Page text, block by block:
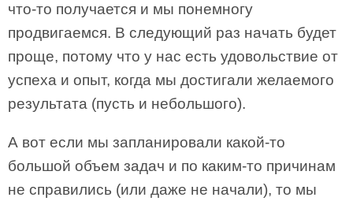
что-то получается и мы понемногу
продвигаемся. В следующий раз начать будет
проще, потому что у нас есть удовольствие от
успеха и опыт, когда мы достигали желаемого
результата (пусть и небольшого).
А вот если мы запланировали какой-то
большой объем задач и по каким-то причинам
не справились (или даже не начали), то мы